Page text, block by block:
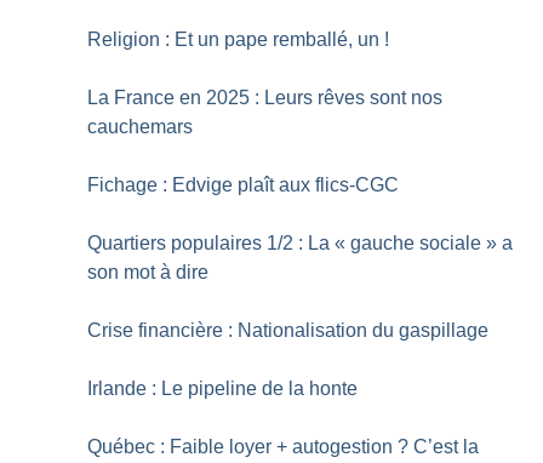
Religion : Et un pape remballé, un !
La France en 2025 : Leurs rêves sont nos
cauchemars
Fichage : Edvige plaît aux flics-CGC
Quartiers populaires 1/2 : La « gauche sociale » a
son mot à dire
Crise financière : Nationalisation du gaspillage
Irlande : Le pipeline de la honte
Québec : Faible loyer + autogestion ? C’est la